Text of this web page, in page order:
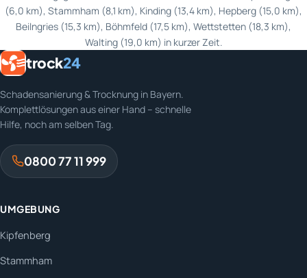
(6,0 km), Stammham (8,1 km), Kinding (13,4 km), Hepberg (15,0 km),
Beilngries (15,3 km), Böhmfeld (17,5 km), Wettstetten (18,3 km),
Walting (19,0 km) in kurzer Zeit.
trock24
Schadensanierung & Trocknung in Bayern.
Komplettlösungen aus einer Hand – schnelle
Hilfe, noch am selben Tag.
0800 77 11 999
UMGEBUNG
Kipfenberg
Stammham